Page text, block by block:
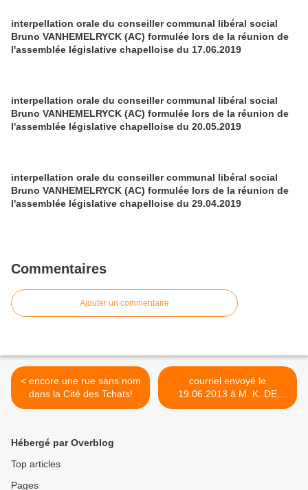
interpellation orale du conseiller communal libéral social
Bruno VANHEMELRYCK (AC) formulée lors de la réunion de
l'assemblée législative chapelloise du 17.06.2019
interpellation orale du conseiller communal libéral social
Bruno VANHEMELRYCK (AC) formulée lors de la réunion de
l'assemblée législative chapelloise du 20.05.2019
interpellation orale du conseiller communal libéral social
Bruno VANHEMELRYCK (AC) formulée lors de la réunion de
l'assemblée législative chapelloise du 29.04.2019
Commentaires
Ajouter un commentaire
< encore une rue sans nom
dans la Cité des Tchats!
courriel envoyé le
19.06.2013 à M. K. DE
VOS, Bourgmestre, au sujet
Hébergé par Overblog
Top articles
Pages